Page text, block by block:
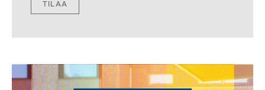
TILAA